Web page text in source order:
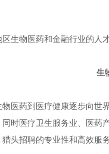
生物医药和金融行业的人
生
医药到医疗健康逐步向
时医疗卫生服务业、医
头招聘的专业性和高效服